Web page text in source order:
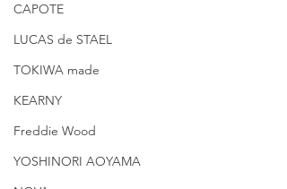
CAPOTE
LUCAS de STAEL
TOKIWA made
KEARNY
Freddie Wood
YOSHINORI AOYAMA